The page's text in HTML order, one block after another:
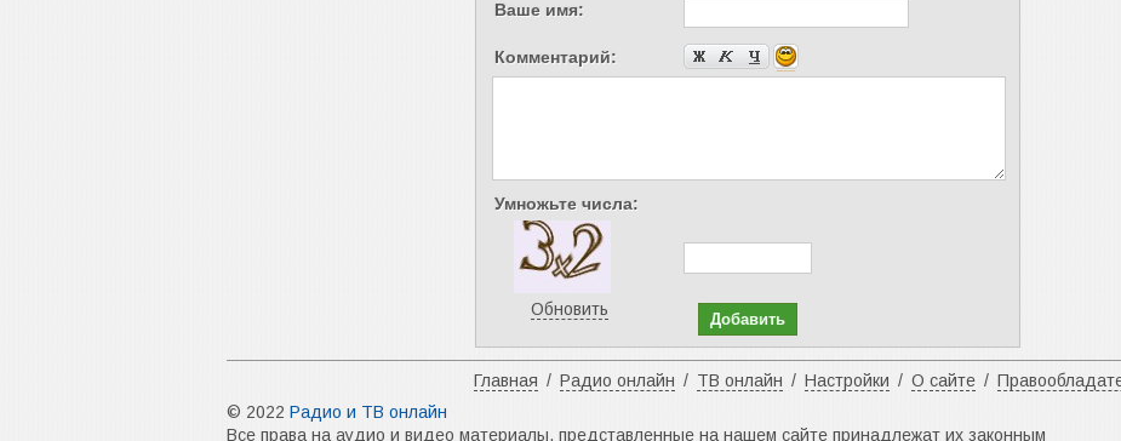
Ваше имя:
Комментарий:
Умножьте числа:
Обновить
Главная / Радио онлайн / ТВ онлайн / Настройки / О сайте /
© 2022 Радио и ТВ онлайн
Все права на аудио и видео материалы, представленные на нашем сайте принадлежат их законным